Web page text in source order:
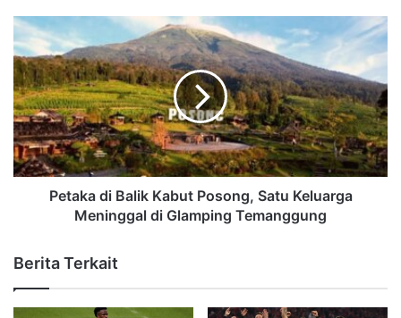
Petaka di Balik Kabut Posong, Satu Keluarga
Meninggal di Glamping Temanggung
Berita Terkait